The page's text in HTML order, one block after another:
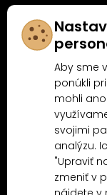
Facebooku
Proč nakoupit
4.9/5
Aby sme
ponúkli
mohli
svojimi
analýzu.
"Upraviť
zmeniť v